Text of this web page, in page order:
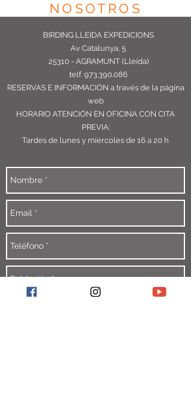
NOSOTROS
BIRDING LLEIDA EXPEDICIONS
Av Catalunya, 5
25310 - AGRAMUNT (Lleida)
telf. 973.390.086
RESERVAS E INFORMACIÓN a través de la página
web
HORARIO ATENCIÓN EN OFICINA CON CITA
PREVIA:
Tardes de lunes y miércoles de 16 a 20 h